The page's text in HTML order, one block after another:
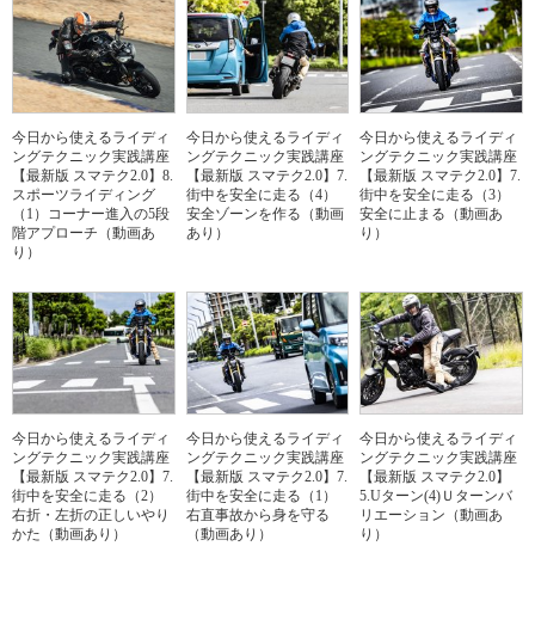
今日から使えるライディ
ングテクニック実践講座
【最新版 スマテク2.0】8.
スポーツライディング
（1）コーナー進入の5段
階アプローチ（動画あ
り）
今日から使えるライディ
ングテクニック実践講座
【最新版 スマテク2.0】7.
街中を安全に走る（4）
安全ゾーンを作る（動画
あり）
今日から使えるライディ
ングテクニック実践講座
【最新版 スマテク2.0】7.
街中を安全に走る（3）
安全に止まる（動画あ
り）
今日から使えるライディ
ングテクニック実践講座
【最新版 スマテク2.0】7.
街中を安全に走る（2）
右折・左折の正しいやり
かた（動画あり）
今日から使えるライディ
ングテクニック実践講座
【最新版 スマテク2.0】7.
街中を安全に走る（1）
右直事故から身を守る
（動画あり）
今日から使えるライディ
ングテクニック実践講座
【最新版 スマテク2.0】
5.Uターン(4)Ｕターンバ
リエーション（動画あ
り）